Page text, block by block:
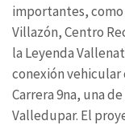
importantes, como
Villazón, Centro
la Leyenda
conexión vehicular
Carrera 9na, una
Valledupar. El